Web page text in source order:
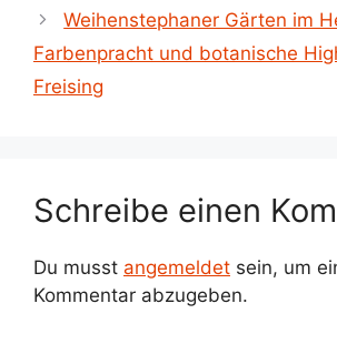
Weihenstephaner Gärten im
Farbenpracht und botanische
Freising
Schreibe einen
Du musst angemeldet sein, um
Kommentar abzugeben.